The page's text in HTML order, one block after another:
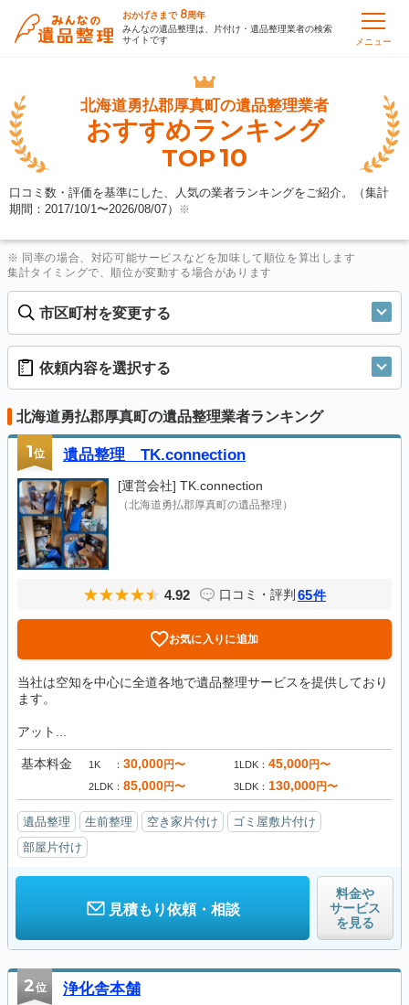
おかげさまで 8周年
みんなの遺品整理は、片付け・遺品整理業者の検索
サイトです
メニュー
北海道勇払郡厚真町の遺品整理業者
おすすめランキング
TOP10
口コミ数・評価を基準にした、人気の業者ランキングをご紹介。（集計
期間：2017/10/1〜2026/08/07） ※
※ 同率の場合、対応可能サービスなどを加味して順位を算出します
集計タイミングで、順位が変動する場合があります
市区町村を変更する
依頼内容を選択する
北海道勇払郡厚真町の遺品整理業者ランキング
1位 遺品整理 TK.connection
[運営会社] TK.connection
（北海道勇払郡厚真町の遺品整理）
4.92 口コミ・評判 65件
お気に入りに追加
当社は空知を中心に全道各地で遺品整理サービスを提供しており
ます。
アット...
基本料金 1K 30,000円〜 1LDK 45,000円〜
2LDK 85,000円〜 3LDK 130,000円〜
遺品整理 生前整理 空き家片付け
ゴミ屋敷片付け
部屋片付け
見積もり依頼・相談
料金や
サービス
を見る
2位 浄化舎本舗